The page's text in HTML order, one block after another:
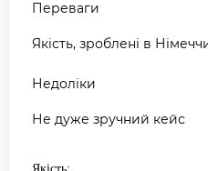
Переваги
Якість, зроблені в
Недоліки
Не дуже зручний кейс